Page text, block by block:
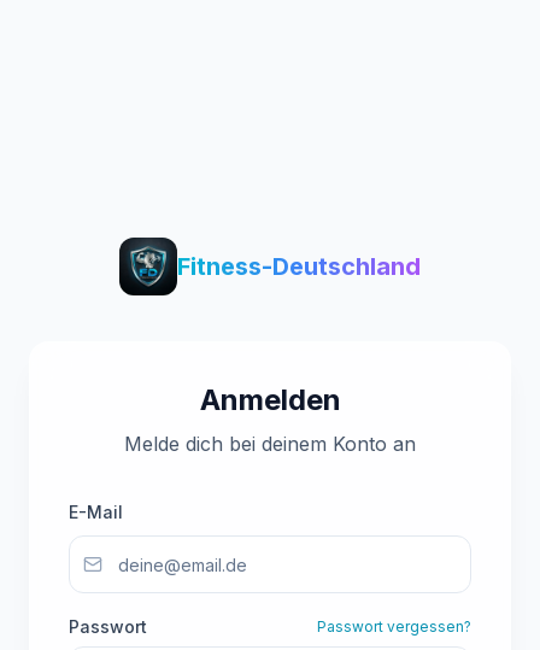
Fitness-Deutschland
Anmelden
Melde dich bei deinem Konto an
E-Mail
Passwort Passwort vergessen?